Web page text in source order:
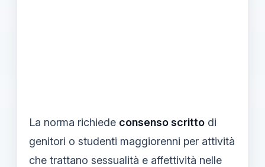
La norma richiede consenso scritto di
genitori o studenti maggiorenni per attività
che trattano sessualità e affettività nelle